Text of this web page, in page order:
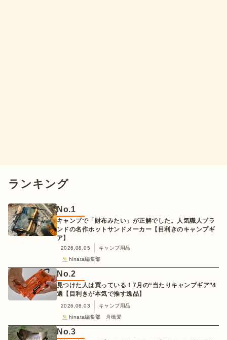
ランキング
No.1
キャンプで「財布みたい」が正解でした。人気職人ブラ
ンドの名作ホットサンドメーカー【目利きのキャンプギ
ア】
2026.08.05
キャンプ用品
hinata編集部
No.2
見つけた人は買っている！7月の“当たりキャンプギア”4
選【目利きが本気で推す逸品】
2026.08.03
キャンプ用品
hinata編集部 舟橋愛
No.3